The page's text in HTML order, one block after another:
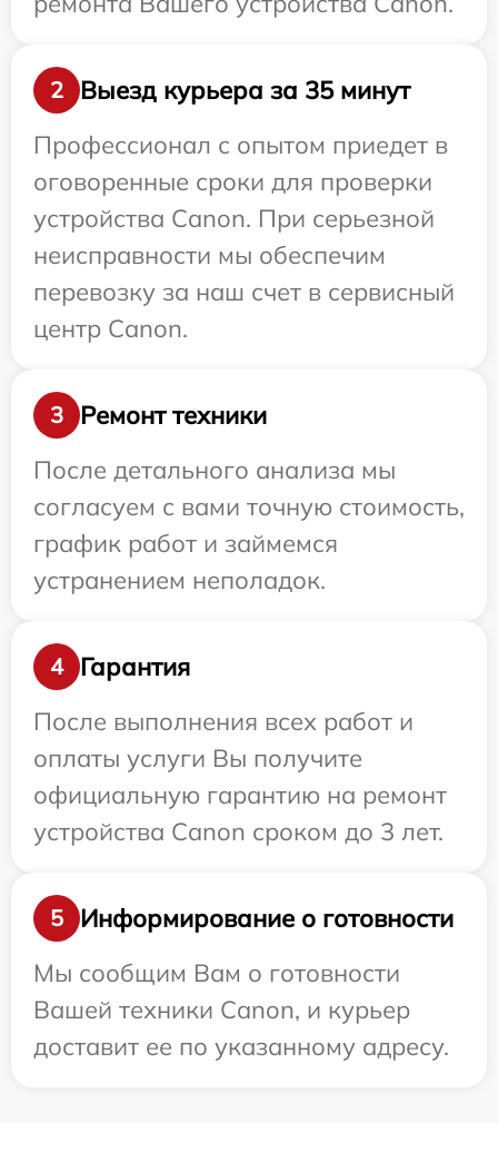
2
Выезд курьера за 35 минут
Профессионал с опытом приедет в
оговоренные сроки для проверки
устройства Canon. При серьезной
неисправности мы обеспечим
перевозку за наш счет в сервисный
центр Canon.
3
Ремонт техники
После детального анализа мы
согласуем с вами точную стоимость,
график работ и займемся
устранением неполадок.
4
Гарантия
После выполнения всех работ и
оплаты услуги Вы получите
официальную гарантию на ремонт
устройства Canon сроком до 3 лет.
5
Информирование о готовности
Мы сообщим Вам о готовности
Вашей техники Canon, и курьер
доставит ее по указанному адресу.